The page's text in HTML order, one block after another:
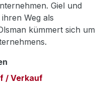
Giel und
Weg als
kümmert sich um
/ Verkauf